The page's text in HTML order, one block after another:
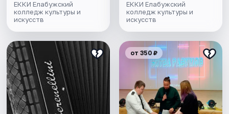
ЕККИ Елабужский
колледж культуры и
искусств
ЕККИ Елабужский
колледж культуры и
искусств
от 350 ₽